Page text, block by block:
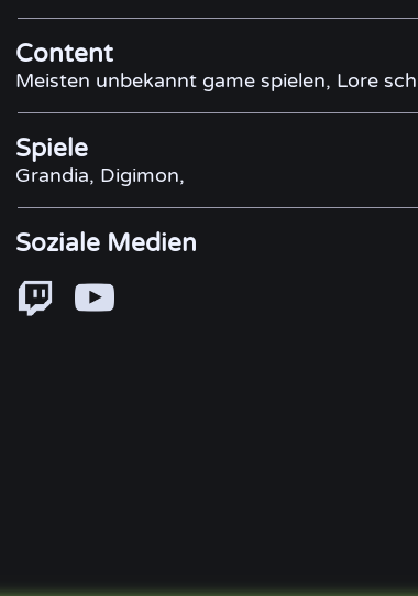
Content
Meisten unbekannt game spielen, Lore
Spiele
Grandia, Digimon,
Soziale Medien